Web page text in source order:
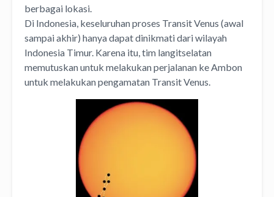
berbagai lokasi.
Di Indonesia, keseluruhan proses Transit Venus (awal
sampai akhir) hanya dapat dinikmati dari wilayah
Indonesia Timur. Karena itu, tim langitselatan
memutuskan untuk melakukan perjalanan ke Ambon
untuk melakukan pengamatan Transit Venus.